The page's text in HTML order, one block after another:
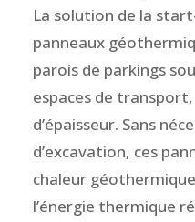
La solution de la
panneaux
parois de parkings
espaces de
d’épaisseur. Sans
d’excavation, ces
chaleur
l’énergie thermique